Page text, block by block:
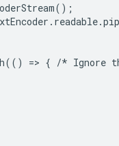
();
. readable.
(() => { /* Ignore